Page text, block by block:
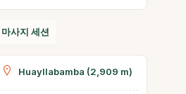
마사지 세션
Huayllabamba (2,909 m)